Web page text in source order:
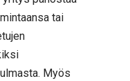
tai
Myös